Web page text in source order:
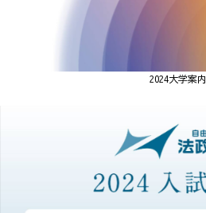
2024大学案内